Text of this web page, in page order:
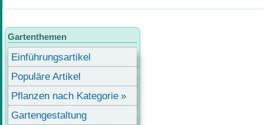
Gartenthemen
Einführungsartikel
Populäre Artikel
Pflanzen nach Kategorie
Gartengestaltung